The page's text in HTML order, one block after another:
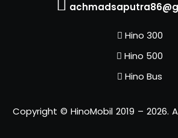
Hino 300
Hino 500
Hino Bus
Copyright © HinoMobil 2019 – 2026.